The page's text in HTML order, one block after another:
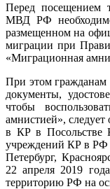
Перед посещением
МВД РФ
размещенном на
миграции при
«Миграционная
При этом гражданам
документы,
чтобы
амнистией»,
в КР в Посольстве
учреждений КР в РФ
Петербург,
22 апреля 2019
территорию РФ на